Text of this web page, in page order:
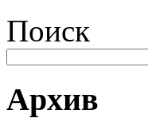
Поиск
Архив